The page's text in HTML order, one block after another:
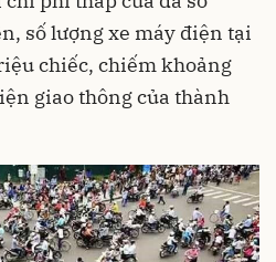
số lượng xe máy điện tại
chiếc, chiếm khoảng
giao thông của thành